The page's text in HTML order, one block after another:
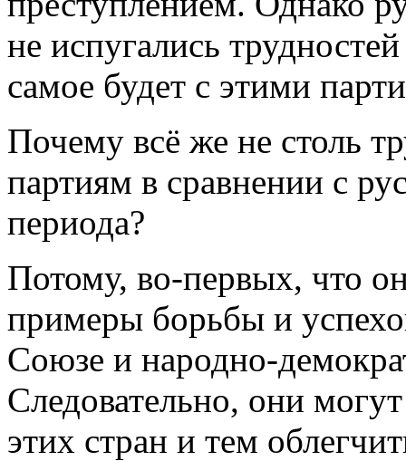
не испугались
самое будет с этими
Почему всё же не столь
партиям в сравнении с
периода?
Потому, во-первых, что
примеры борьбы и
Союзе и народно-
Следовательно, они
этих стран и тем